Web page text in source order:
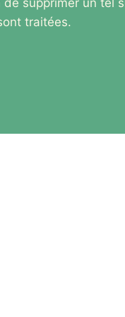
supprimer un tel
traitées.